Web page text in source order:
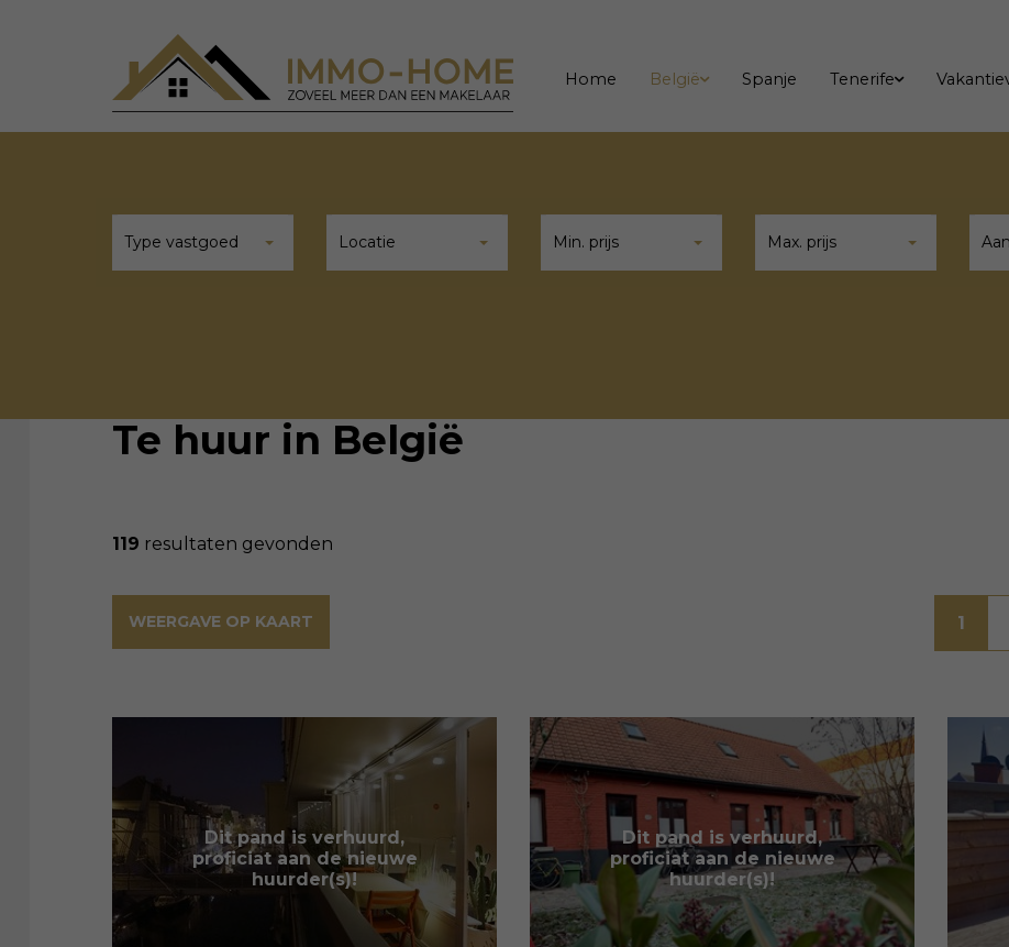
Home België Spanje Tenerife
Type vastgoed Locatie Min. prijs Max. prijs
Te huur in België
119 resultaten gevonden
WEERGAVE OP KAART 1
Dit pand is verhuurd,
proficiat aan de nieuwe
huurder(s)!
Dit pand is verhuurd,
proficiat aan de nieuwe
huurder(s)!